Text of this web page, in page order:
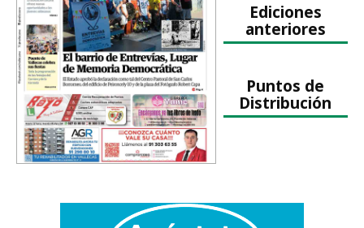
Ediciones
anteriores
Puntos de
Distribución